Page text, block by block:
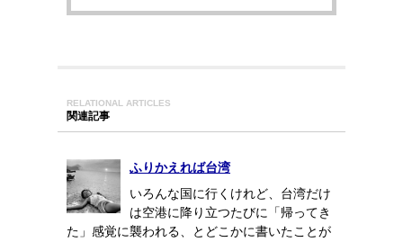
RELATIONAL ARTICLES
関連記事
ふりかえれば台湾
いろんな国に行くけれど、台湾だけ
は空港に降り立つたびに「帰ってき
た」感覚に襲われる、とどこかに書いたことが